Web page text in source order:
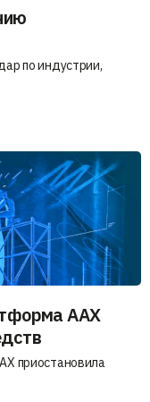
по индустрии,
AAX
приостановила